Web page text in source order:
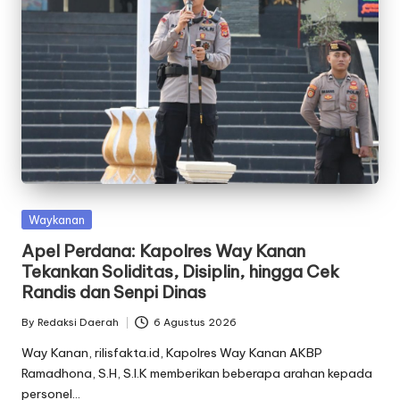
Posted
Waykanan
Apel Perdana: Kapolres Way Kanan
Tekankan Soliditas, Disiplin, hingga Cek
Randis dan Senpi Dinas
Posted
by
By Redaksi Daerah 6 Agustus 2026
Way Kanan, rilisfakta.id, Kapolres Way Kanan AKBP
Ramadhona, S.H, S.I.K memberikan beberapa arahan kepada
personel…